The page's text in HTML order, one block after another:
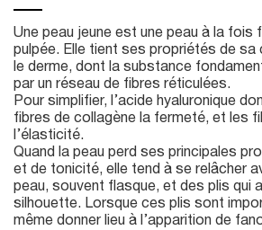
Une peau jeune est une peau à la fois
pulpée. Elle tient ses propriétés de sa
le derme, dont la substance
par un réseau de fibres réticulées.
Pour simplifier, l’acide hyaluronique
fibres de collagène la fermeté, et les
l’élasticité.
Quand la peau perd ses principales
et de tonicité, elle tend à se relâcher
peau, souvent flasque, et des plis qui
silhouette. Lorsque ces plis sont
même donner lieu à l’apparition de